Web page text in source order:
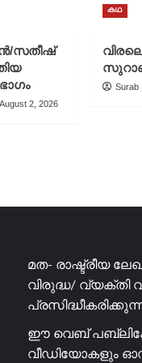
സതീഷ്
2, 2026
കഥ
Surab
മത- രാഷ്ട്രീയ
വിരുദ്ധ/ വ്യക്തി
ഈ വെബ്
വീഡിയോകളും